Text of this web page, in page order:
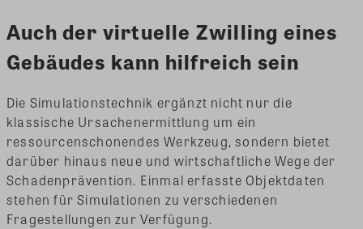
Auch der virtuelle Zwilling eines
Gebäudes kann hilfreich sein
Die Simulationstechnik ergänzt nicht nur die
klassische Ursachenermittlung um ein
ressourcenschonendes Werkzeug, sondern bietet
darüber hinaus neue und wirtschaftliche Wege der
Schadenprävention. Einmal erfasste Objektdaten
stehen für Simulationen zu verschiedenen
Fragestellungen zur Verfügung.